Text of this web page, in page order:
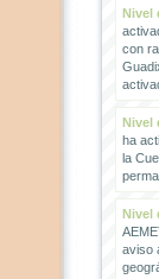
Nivel
con
Nivel
ha
la
Nivel
aviso